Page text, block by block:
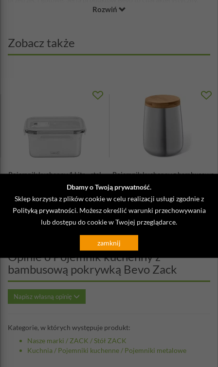
Dbamy o Twoją prywatność.
Sklep korzysta z plików cookie w celu realizacji usługi zgodnie z
Polityką prywatności. Możesz określić warunki przechowywania
lub dostępu do cookie w Twojej przeglądarce.
zamknij
przemyślany wygląd i mieszanka odnawialnych materiałów.
kontrastujących ze sobą materiałów. Takie połączenie stali z
drewnem wygląda oszałamiająco dobrze, ponadto każda pokrywka
bambusowa ma swój indywidualny układ słojów.
Materiał: stal nierdzewna 18/10, bambus
Rozwiń
Zobacz także
Pojemnik kuchenny 1 Litr - stal
nierdzewna - Lurch
79,90 zł
Pojemnik kuchenny z bambusową
pokrywką Bevo Zack
247,00 zł
Opinie o Pojemnik kuchenny z
bambusową pokrywką Bevo Zack
Napisz własną opinię
Kategorie, w których występuje produkt:
Nasze marki / ZACK /Stół ZACK
Kuchnia / Pojemniki kuchenne / Pojemniki metalowe